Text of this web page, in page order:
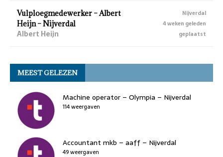
Vulploegmedewerker – Albert
Heijn – Nijverdal
Albert Heijn
Nijverdal
4 weken geleden
geplaatst
MEEST GELEZEN
Machine operator – Olympia – Nijverdal
114 weergaven
Accountant mkb – aaff – Nijverdal
49 weergaven